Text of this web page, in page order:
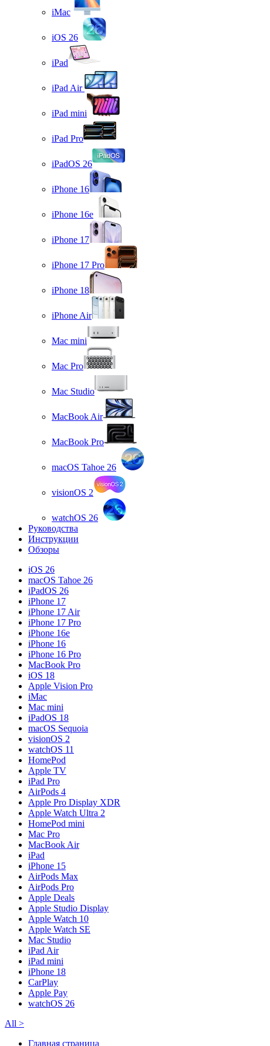
iMac
iOS 26
iPad
iPad Air
iPad mini
iPad Pro
iPadOS 26
iPhone 16
iPhone 16e
iPhone 17
iPhone 17 Pro
iPhone 18
iPhone Air
Mac mini
Mac Pro
Mac Studio
MacBook Air
MacBook Pro
macOS Tahoe 26
visionOS 2
watchOS 26
Руководства
Инструкции
Обзоры
iOS 26
macOS Tahoe 26
iPadOS 26
iPhone 17
iPhone 17 Air
iPhone 17 Pro
iPhone 16e
iPhone 16
iPhone 16 Pro
MacBook Pro
iOS 18
Apple Vision Pro
iMac
Mac mini
iPadOS 18
macOS Sequoia
visionOS 2
watchOS 11
HomePod
Apple TV
iPad Pro
AirPods 4
Apple Pro Display XDR
Apple Watch Ultra 2
HomePod mini
Mac Pro
MacBook Air
iPad
iPhone 15
AirPods Max
AirPods Pro
Apple Deals
Apple Studio Display
Apple Watch 10
Apple Watch SE
Mac Studio
iPad Air
iPad mini
iPhone 18
CarPlay
Apple Pay
watchOS 26
All >
Главная страница